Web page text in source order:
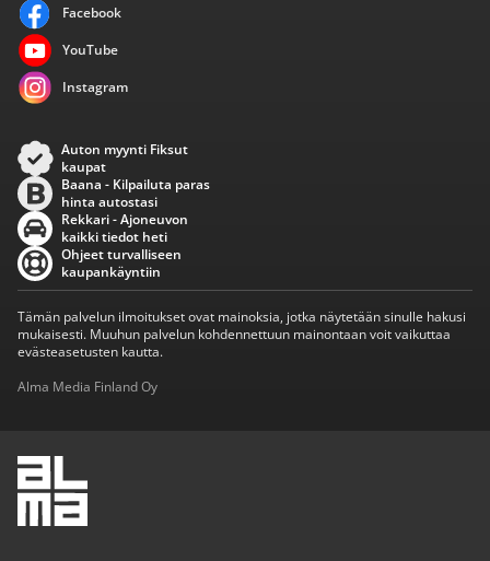
Facebook
YouTube
Instagram
Auton myynti Fiksut
kaupat
Baana - Kilpailuta paras
hinta autostasi
Rekkari - Ajoneuvon
kaikki tiedot heti
Ohjeet turvalliseen
kaupankäyntiin
Tämän palvelun ilmoitukset ovat mainoksia, jotka näytetään sinulle hakusi
mukaisesti. Muuhun palvelun kohdennettuun mainontaan voit vaikuttaa
evästeasetusten kautta.
Alma Media Finland Oy